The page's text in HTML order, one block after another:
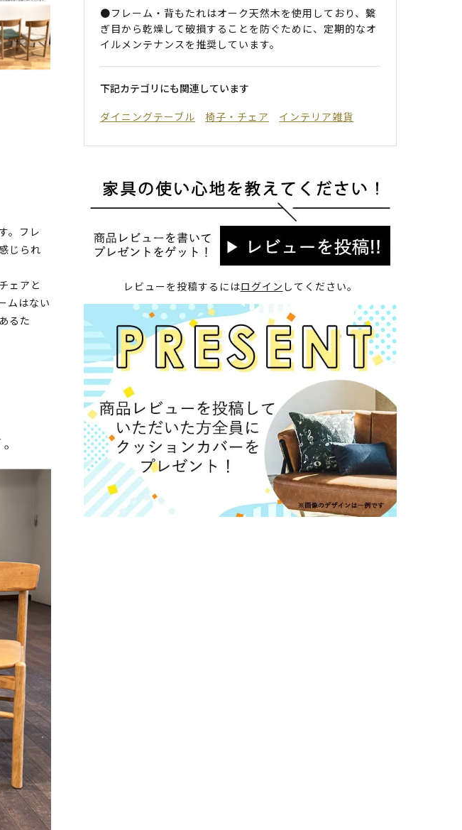
。フレ
じられ
ェアと
ムはない
るた
●フレーム・背もたれはオーク天然木を使用しており、繋
ぎ目から乾燥して破損することを防ぐために、定期的なオ
イルメンテナンスを推奨しています。
下記カテゴリにも関連しています
ダイニングテーブル
椅子・チェア インテリア雑貨
レビューを投稿するにはログイン してください。